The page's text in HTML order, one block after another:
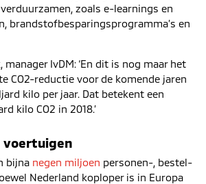
zoals e-learnings en
brandstofbesparingsprogramma’s en
manager IvDM: ‘En dit is nog maar het
CO2-reductie voor de komende jaren
kilo per jaar. Dat betekent een
kilo CO2 in 2018.’
voertuigen
bijna negen miljoen personen-, bestel-
Nederland koploper is in Europa